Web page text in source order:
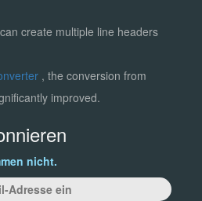
can create multiple line headers
, the conversion from
improved.
nicht.